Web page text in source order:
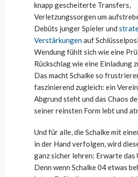
knapp gescheiterte Transfers,
Verletzungssorgen um
Debüts junger Spieler und
Verstärkungenauf
Wendung fühlt sich wie eine
Rückschlag wie eine Einladung
Das macht Schalke so
faszinierend zugleich: ein
Abgrund steht und das Chaos
seiner reinsten Form lebt und
Und für alle, die Schalke mit
in der Hand verfolgen, wird
ganz sicher lehren: Erwarte
Denn wenn Schalke 04 etwas